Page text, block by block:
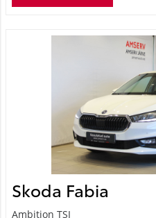
Skoda Fabia
Ambition TSI